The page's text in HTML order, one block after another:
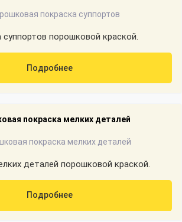
суппортов порошковой краской.
Подробнее
покраска мелких деталей
деталей порошковой краской.
Подробнее